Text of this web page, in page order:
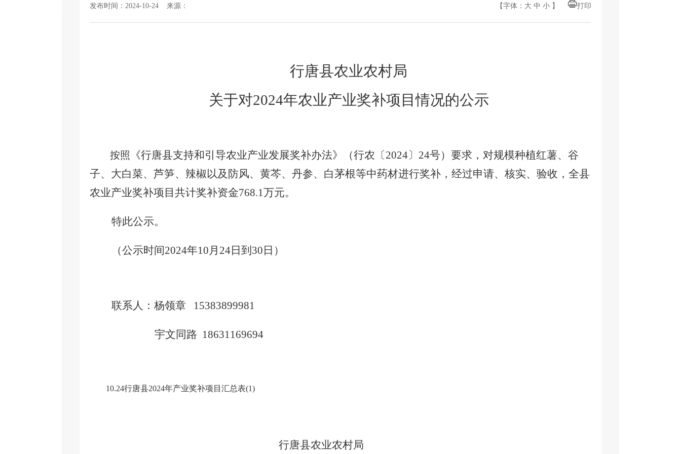
发布时间：2024-10-24 来源： 【字体： 大 中 小 】 打印
行唐县农业农村局
关于对2024年农业产业奖补项目情况的公示
按照 《行唐县支持和引导农业产业发展奖补办法》（行农〔2024〕24号）要求，对规模种植红薯、谷
子、大白菜、芦笋、辣椒以及防风、黄芩、丹参、白茅根等中药材进行奖补，经过申请、核实、验收，全县
农业产业奖补项目共计奖补资金768.1万元。
特此公示。
（公示时间2024年10月24日到30日）
联系人：杨领章 15383899981
宇文同路 18631169694
10.24行唐县2024年产业奖补项目汇总表(1)
行唐县农业农村局